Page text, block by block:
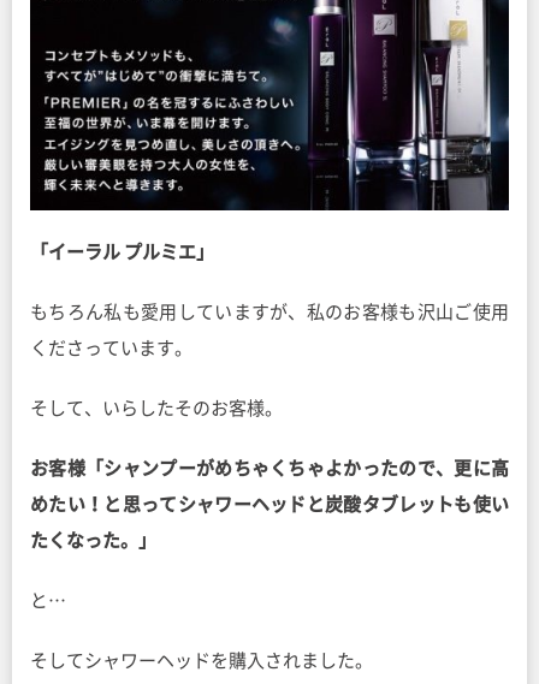
「イーラル プルミエ」
もちろん私も愛用していますが、私のお客様も沢山ご使用
くださっています。
そして、いらしたそのお客様。
お客様「シャンプーがめちゃくちゃよかったので、更に高
めたい！と思ってシャワーヘッドと炭酸タブレットも使い
たくなった。」
と…
そしてシャワーヘッドを購入されました。